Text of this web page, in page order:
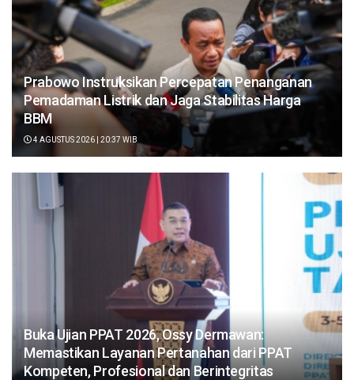
Prabowo Instruksikan Percepatan Penanganan
Pemadaman Listrik dan Jaga Stabilitas Harga
BBM
4 AGUSTUS 2026 | 20:37 WIB
Buka Ujian PPAT 2026, Ossy Dermawan:
Memastikan Layanan Pertanahan dari PPAT
Kompeten, Profesional dan Berintegritas